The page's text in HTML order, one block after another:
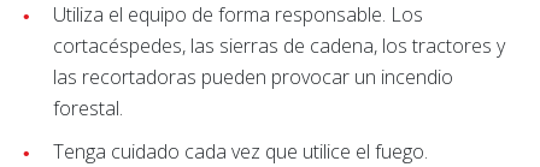
Utiliza el equipo de forma responsable. Los
cortacéspedes, las sierras de cadena, los tractores y
las recortadoras pueden provocar un incendio
forestal.
Tenga cuidado cada vez que utilice el fuego.